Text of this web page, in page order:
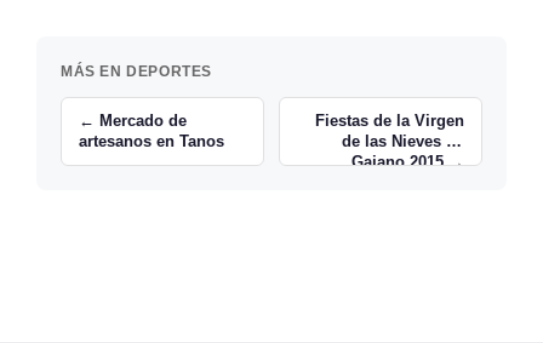
MÁS EN DEPORTES
← Mercado de
artesanos en Tanos
Fiestas de la Virgen
de las Nieves en
Gajano 2015 →